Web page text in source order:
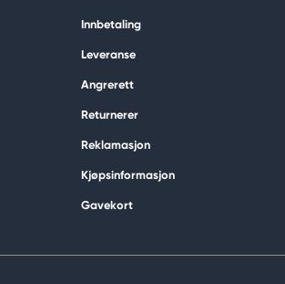
Innbetaling
Leveranse
Angrerett
Returnerer
Reklamasjon
Kjøpsinformasjon
Gavekort